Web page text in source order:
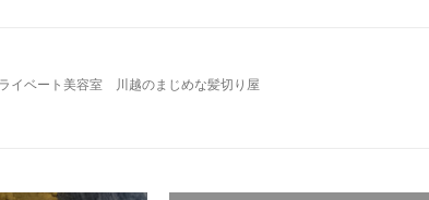
イベート美容室 川越のまじめな髪切り屋